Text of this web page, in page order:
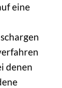
eine
denen